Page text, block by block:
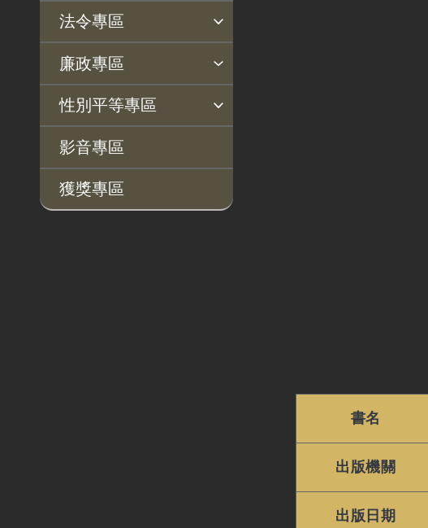
政策宣導廣告支出
徵收案件資訊
法令專區
法令查詢
解釋性規定及裁量基準
法令英譯徵集意見專區
訴願文件下載
相關實務判解
相關網站資源
廉政專區
揭弊者保護專區
廉政訊息
利益衝突迴避園地
公務員廉政倫理規範
公職人員財產申報園地
廉政檢舉管道
桃地計畫廉政平臺專網
桃地計畫
廉政平臺
啟動儀式及交流座談
性別平等專區
性別平等工作小組
宣傳事項
性別平等推動計畫
性別平等統計分析
性別平等影響評估
性騷擾防治
相關網站
影音專區
獲獎專區
書名
出版機關
出版日期